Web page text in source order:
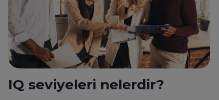
IQ seviyeleri nelerdir?